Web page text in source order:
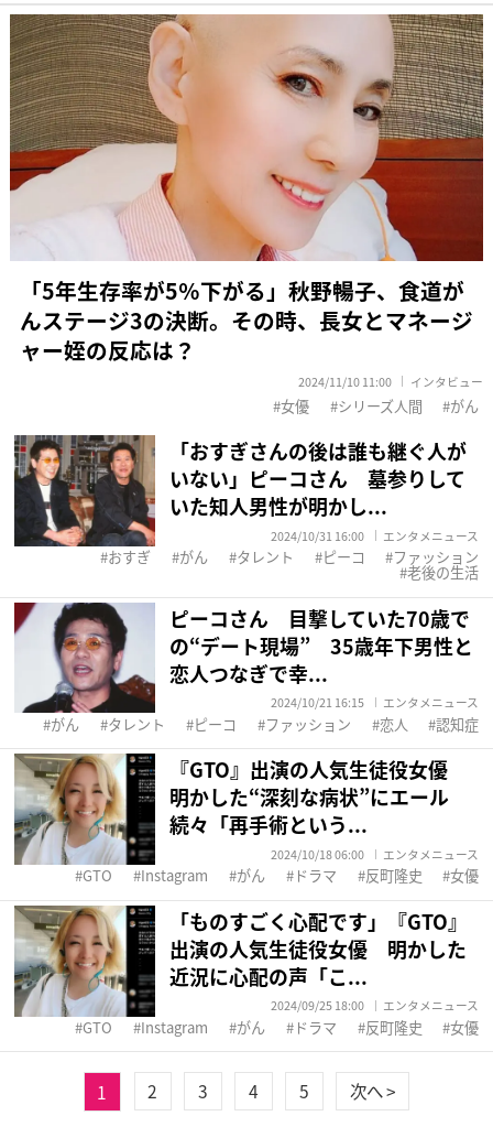
「5年生存率が5％下がる」秋野暢子、食道が
んステージ3の決断。その時、長女とマネージ
ャー姪の反応は？
2024/11/10 11:00 インタビュー
女優 シリーズ人間 がん
「おすぎさんの後は誰も継ぐ人が
いない」ピーコさん 墓参りして
いた知人男性が明かし...
2024/10/31 16:00 エンタメニュース
おすぎ がん タレント ピーコ ファッション
老後の生活
ピーコさん 目撃していた70歳で
の“デート現場” 35歳年下男性と
恋人つなぎで幸...
2024/10/21 16:15 エンタメニュース
がん タレント ピーコ ファッション 恋人 認知症
『GTO』出演の人気生徒役女優
明かした“深刻な病状”にエール
続々「再手術という...
2024/10/18 06:00 エンタメニュース
GTO Instagram がん ドラマ 反町隆史 女優
「ものすごく心配です」『GTO』
出演の人気生徒役女優 明かした
近況に心配の声「こ...
2024/09/25 18:00 エンタメニュース
GTO Instagram がん ドラマ 反町隆史 女優
1 2 3 4 5 次へ >